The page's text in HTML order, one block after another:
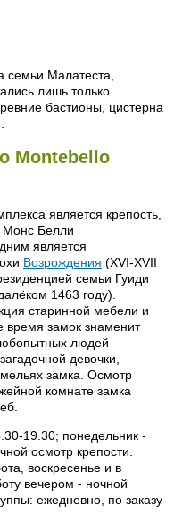
семьи Малатеста,
лишь только
бастионы, цистерна
Montebello
является крепость,
Монс Белли
является
Возрождения (XVI-XVII
семьи Гуиди
1463 году).
старинной мебели и
время замок знаменит
людей
девочки,
замка. Осмотр
комнате замка
19.30; понедельник -
осмотр крепости.
воскресенье и в
вечером - ночной
ежедневно, по заказу